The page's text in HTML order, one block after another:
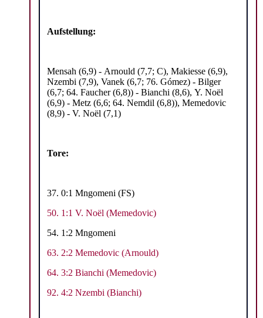
Aufstellung:
Mensah (6,9) - Arnould (7,7; C), Makiesse (6,9),
Nzembi (7,9), Vanek (6,7; 76. Gómez) - Bilger
(6,7; 64. Faucher (6,8)) - Bianchi (8,6), Y. Noël
(6,9) - Metz (6,6; 64. Nemdil (6,8)), Memedovic
(8,9) - V. Noël (7,1)
Tore:
37. 0:1 Mngomeni (FS)
50. 1:1 V. Noël (Memedovic)
54. 1:2 Mngomeni
63. 2:2 Memedovic (Arnould)
64. 3:2 Bianchi (Memedovic)
92. 4:2 Nzembi (Bianchi)